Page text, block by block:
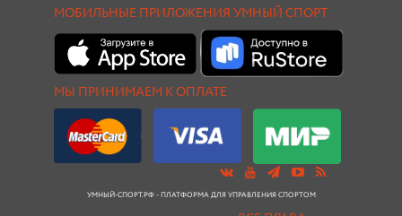
МОБИЛЬНЫЕ ПРИЛОЖЕНИЯ УМНЫЙ СПОРТ
МЫ ПРИНИМАЕМ К ОПЛАТЕ
УМНЫЙ-СПОРТ.РФ - ПЛАТФОРМА ДЛЯ УПРАВЛЕНИЯ СПОРТОМ